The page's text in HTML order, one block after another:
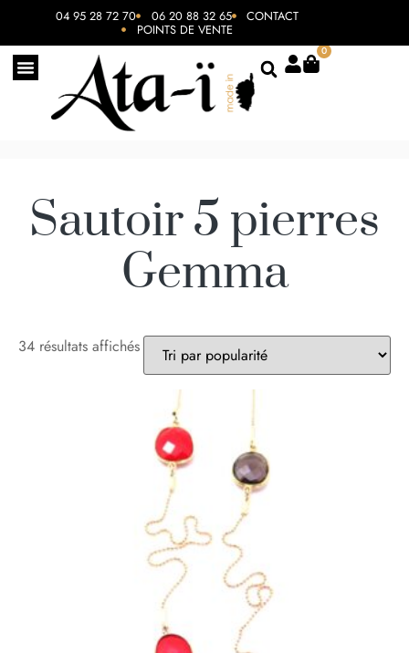
04 95 28 72 70 06 20 88 32 65 CONTACT
POINTS DE VENTE
0
Sautoir 5 pierres
Gemma
34 résultats affichés